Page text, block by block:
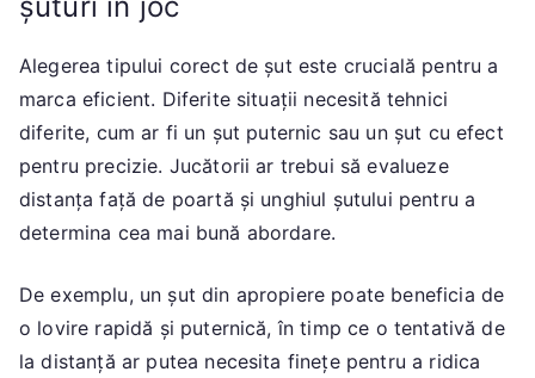
Alegerea tipului corect de șut este crucială pentru a
marca eficient. Diferite situații necesită tehnici
diferite, cum ar fi un șut puternic sau un șut cu efect
pentru precizie. Jucătorii ar trebui să evalueze
distanța față de poartă și unghiul șutului pentru a
determina cea mai bună abordare.
De exemplu, un șut din apropiere poate beneficia de
o lovire rapidă și puternică, în timp ce o tentativă de
la distanță ar putea necesita finețe pentru a ridica